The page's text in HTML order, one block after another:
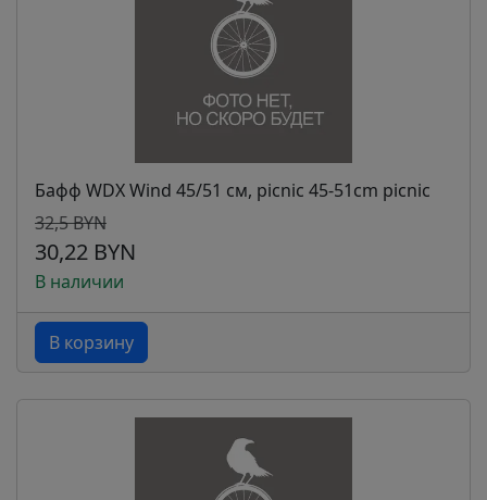
Бафф WDX Wind 45/51 см, picnic 45-51cm picnic
32,5 BYN
30,22 BYN
В наличии
В корзину